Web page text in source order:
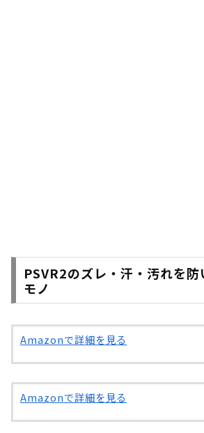
PSVR2のズレ・汗・汚れを
モノ
Amazonで詳細を見る
Amazonで詳細を見る